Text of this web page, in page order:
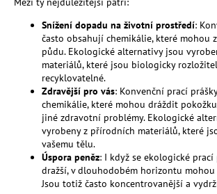
Snížení dopadu na životní prostředí:
často obsahují chemikálie, které mohou
půdu. Ekologické alternativy jsou
materiálů, které jsou biologicky
recyklovatelné.
Zdravější pro vás: Konvenční prací
chemikálie, které mohou dráždit
jiné zdravotní problémy. Ekologické
vyrobeny z přírodních materiálů, které
vašemu tělu.
Úspora peněz: I když se ekologické
dražší, v dlouhodobém horizontu
Jsou totiž často koncentrovanější a
e
HLEDAT